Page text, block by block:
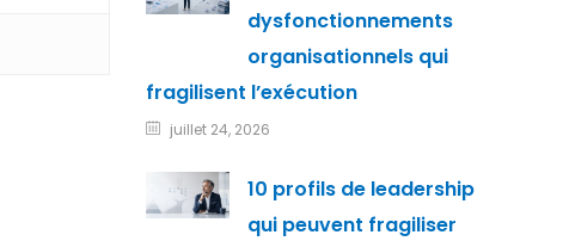
dysfonctionnements
organisationnels qui
fragilisent l’exécution
juillet 24, 2026
10 profils de leadership
qui peuvent fragiliser